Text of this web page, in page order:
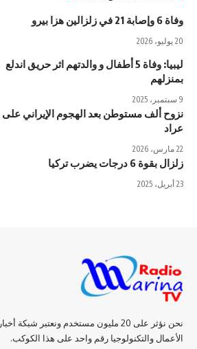
وفاة 6 وإصابة 21 في زلزالين هزا بيرو
20 يوليو، 2026
ليبيا: وفاة 5 أطفال و والدتهم اثر حريق اندلع
بمنزلهم
9 سبتمبر، 2025
نزوح ألف مستوطن بعد الهجوم الإيراني على
عراد
22 مارس، 2026
زلزال بقوة 6 درجات يضرب تركيا
23 أبريل، 2025
نحن نؤثر على 20 مليون مستخدم ونعتبر شبكة أخبار
الأعمال والتكنولوجيا رقم واحد على هذا الكوكب.